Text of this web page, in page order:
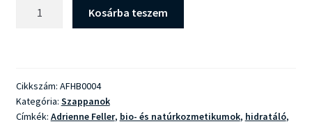
Szappan
mennyiség
Kosárba teszem
Cikkszám: AFHB0004
Kategória: Szappanok
Címkék: Adrienne Feller, bio- és natúrkozmetikumok, hidratáló,